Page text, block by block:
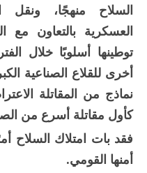
السلاح منهجًا، ونقل
العسكرية بالتعاون مع
توطينها أسلوبًا خلال
كأول مقاتلة أسرع من
فقد بات امتلاك السلاح
أمنها القومي.